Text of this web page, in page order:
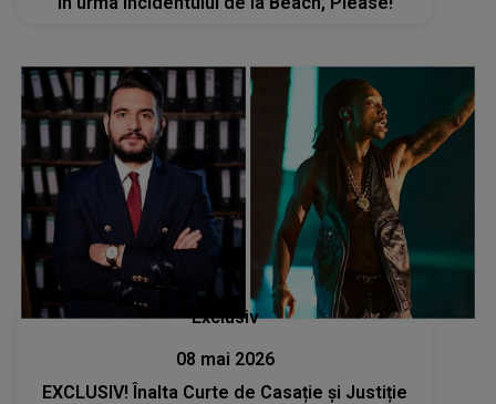
Exclusiv
08 mai 2026
EXCLUSIV! Înalta Curte de Casație și Justiție